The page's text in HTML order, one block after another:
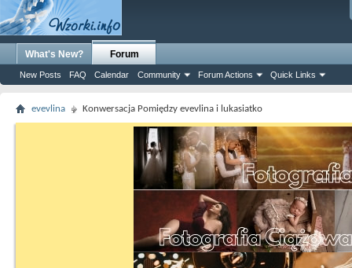
What's New? Forum
New Posts FAQ Calendar Community Forum Actions Quick Links
evevlina Konwersacja Pomiędzy evevlina i lukasiatko